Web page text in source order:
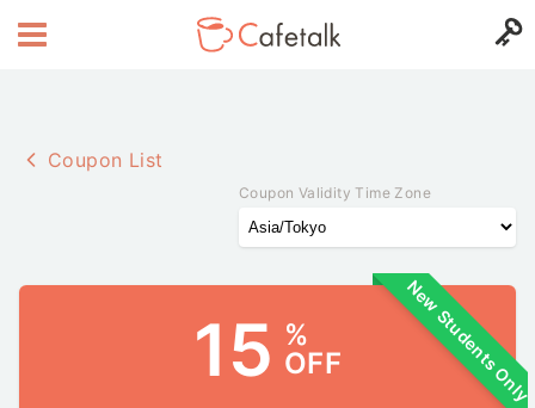
Coupon List
Coupon Validity Time Zone
New Students Only
15 %
OFF